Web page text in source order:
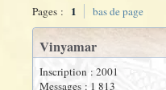
Pages : 1 bas de page
Vinyamar
Inscription : 2001
Messages : 1 813